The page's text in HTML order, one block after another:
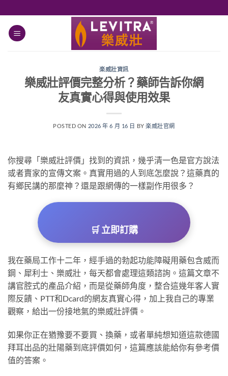
楽威壯資訊
樂威壯評價完整分析？藥師告訴你網
友真實心得與使用效果
POSTED ON 2026 年 6 月 16 日 BY楽威壯官網
你搜尋「樂威壯評價」找到的資訊，幾乎清一色是官方說法
或者賣家的宣傳文案。真實用過的人到底怎麼說？這藥真的
有鄉民講的那麼神？還是跟網傳的一樣副作用很多？
🛒 立即訂購
我在藥局工作十二年，經手過的勃起功能障礙用藥包含威而
鋼、犀利士、樂威壯，每天都會處理這類諮詢。這篇文章不
講官腔式的產品介紹，而是從藥師角度，整合這幾年客人實
際反饋、PTT和Dcard的網友真實心得，加上我自己的專業
觀察，給出一份接地氣的樂威壯評價。
如果你正在猶豫要不要買、換藥，或者單純想知道這款德國
拜耳出品的壯陽藥到底評價如何，這篇應該能給你有參考價
值的答案。